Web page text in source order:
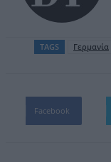
TAGS Γερμανία
Facebook